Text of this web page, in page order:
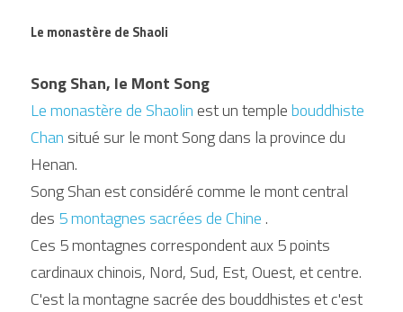
Le monastère de Shaoli
Song Shan, le Mont Song
Le monastère de Shaolin est un temple bouddhiste
Chan situé sur le mont Song dans la province du
Henan.
Song Shan est considéré comme le mont central
des 5 montagnes sacrées de Chine .
Ces 5 montagnes correspondent aux 5 points
cardinaux chinois, Nord, Sud, Est, Ouest, et centre.
C'est la montagne sacrée des bouddhistes et c'est